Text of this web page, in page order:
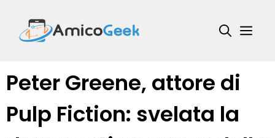
contenuto
Peter Greene, attore di
Pulp Fiction: svelata la